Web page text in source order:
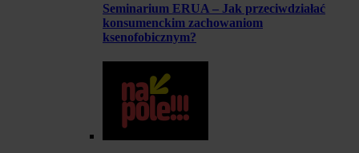
Seminarium ERUA – Jak przeciwdziałać
konsumenckim zachowaniom
ksenofobicznym?